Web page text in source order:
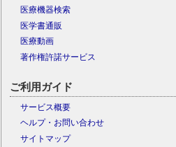
医療機器検索
医学書通販
医療動画
著作権許諾サービス
ご利用ガイド
サービス概要
ヘルプ・お問い合わせ
サイトマップ